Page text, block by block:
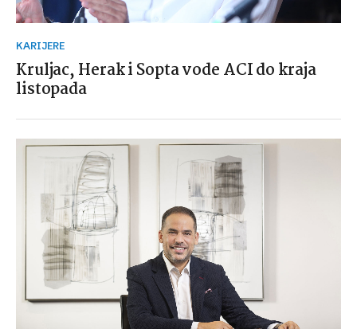
KARIJERE
Kruljac, Herak i Sopta vode ACI do kraja
listopada